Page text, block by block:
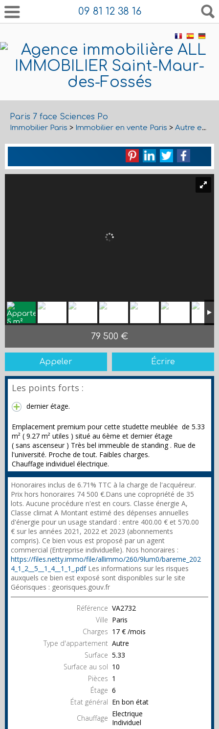
09 81 12 38 16
Paris 7 face Sciences Po
Immobilier Paris > Immobilier en vente Paris > Autre en vente Paris
79 500 €
Appeler Écrire
Les points forts :
dernier étage.
Emplacement premium pour cette studette meublée de 5.33
m² ( 9.27 m² utiles ) situé au 6ème et dernier étage
( sans ascenseur ) Très bel immeuble de standing . Rue de
l'université. Proche de tout. Faibles charges.
Chauffage individuel électrique.
Honoraires inclus de 6.71% TTC à la charge de l'acquéreur.
Prix hors honoraires 74 500 €.Dans une copropriété de 35
lots. Aucune procédure n'est en cours. Classe énergie A,
Classe climat A Montant estimé des dépenses annuelles
d'énergie pour un usage standard : entre 400.00 € et 570.00
€ sur les années 2021, 2022 et 2023 (abonnements
compris). Ce bien vous est proposé par un agent
commercial (Entreprise individuelle). Nos honoraires :
https://files.netty.immo/file/allimmo/260/9lum0/bareme_202
4_1_2__5__1_4__1_1_.pdfLes informations sur les risques
auxquels ce bien est exposé sont disponibles sur le site
Géorisques : georisques.gouv.fr
Référence VA2732
Ville Paris
Charges 17 € /mois
Type d'appartement Autre
Surface 5.33
Surface au sol 10
Pièces 1
Étage 6
État général En bon état
Chauffage Electrique
Individuel